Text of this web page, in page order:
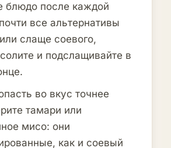
блюдо после каждой
все альтернативы
слаще соевого,
и подслащивайте в
во вкус точнее
тамари или
мисо: они
как и соевый